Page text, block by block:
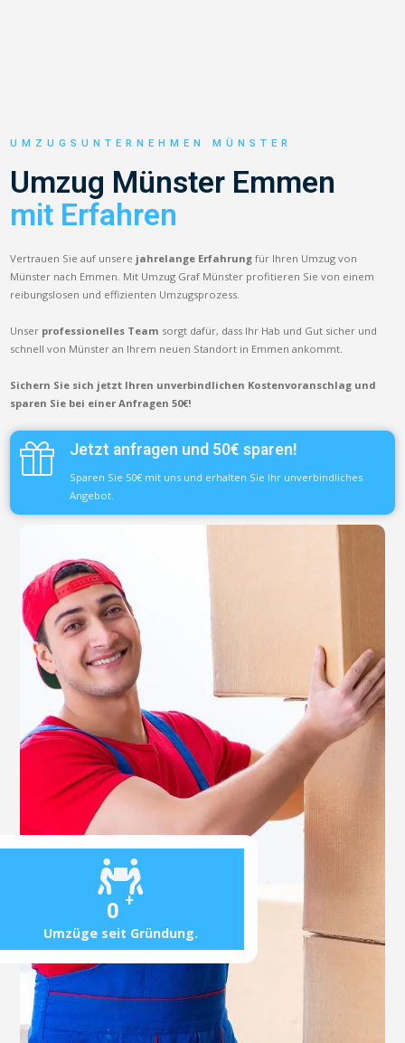
0 +
Umzüge seit Gründung.
UMZUGSUNTERNEHMEN MÜNSTER
Umzug Münster Emmen
mit Erfahren
Vertrauen Sie auf unsere jahrelange Erfahrung für Ihren Umzug von
Münster nach Emmen. Mit Umzug Graf Münster profitieren Sie von einem
reibungslosen und effizienten Umzugsprozess.
Unser professionelles Team sorgt dafür, dass Ihr Hab und Gut sicher und
schnell von Münster an Ihrem neuen Standort in Emmen ankommt.
Sichern Sie sich jetzt Ihren unverbindlichen Kostenvoranschlag und
sparen Sie bei einer Anfragen 50€!
Jetzt anfragen und 50€ sparen!
Sparen Sie 50€ mit uns und erhalten Sie Ihr unverbindliches
Angebot.